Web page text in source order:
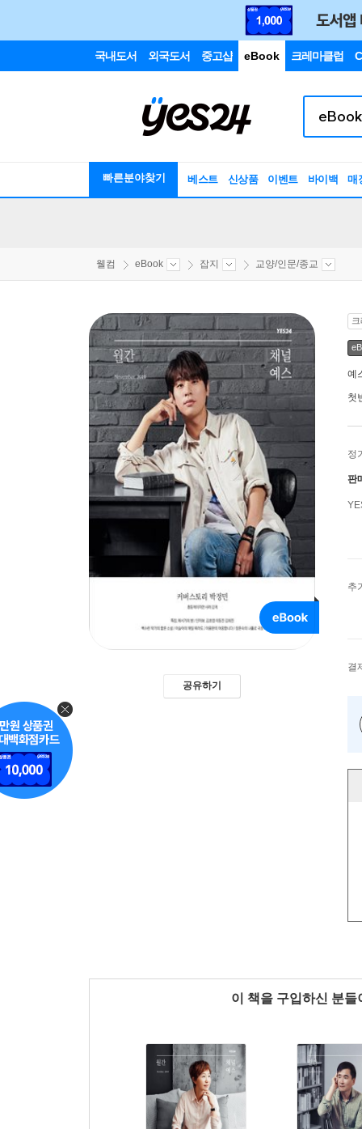
국내도서 외국도서 중고샵 eBook 크레마클럽
빠른분야찾기 베스트 신상품 이벤트 바이백 매
웰컴 eBook 잡지 교양/인문/종교
공유하기
예
첫
정
판
추
결
이 책을 구입하신 분